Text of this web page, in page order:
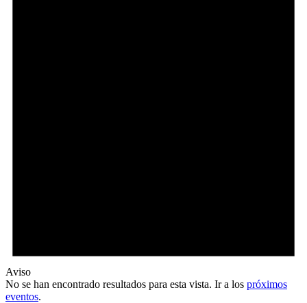
Aviso
No se han encontrado resultados para esta vista. Ir a los próximos
eventos.